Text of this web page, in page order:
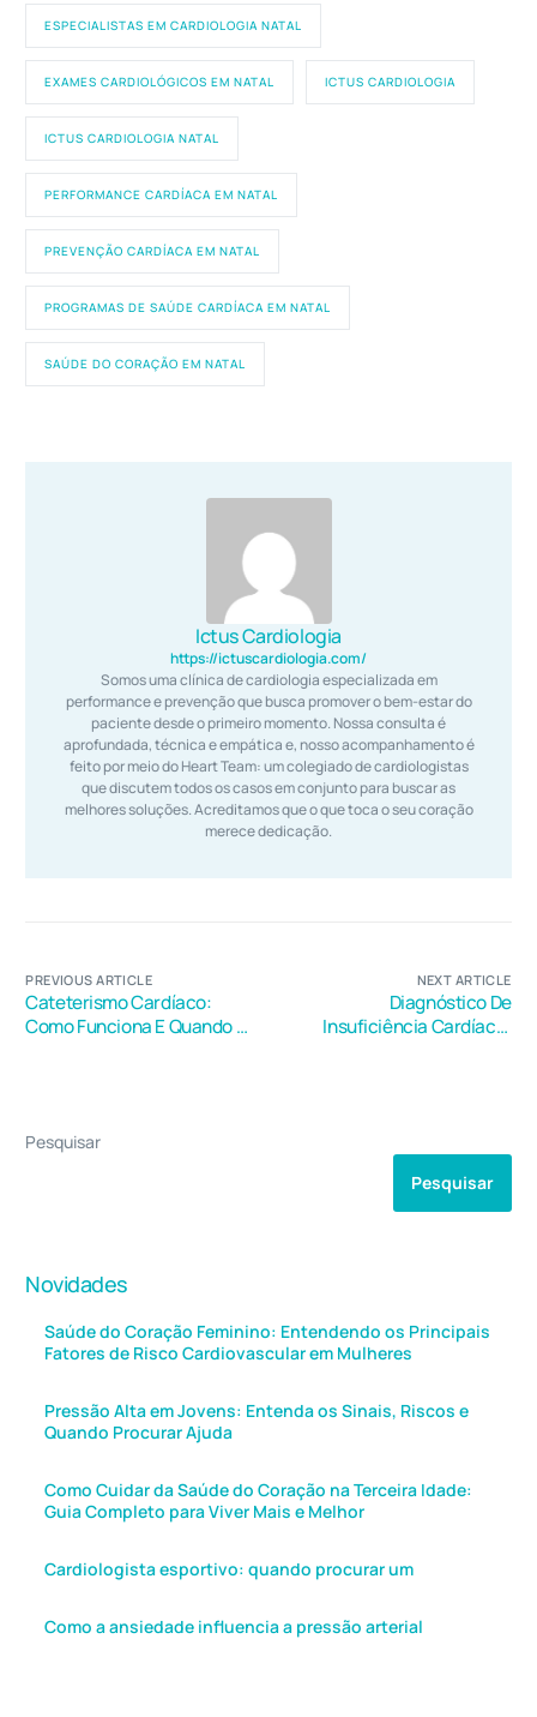
ESPECIALISTAS EM CARDIOLOGIA NATAL
EXAMES CARDIOLÓGICOS EM NATAL ICTUS CARDIOLOGIA
ICTUS CARDIOLOGIA NATAL
PERFORMANCE CARDÍACA EM NATAL
PREVENÇÃO CARDÍACA EM NATAL
PROGRAMAS DE SAÚDE CARDÍACA EM NATAL
SAÚDE DO CORAÇÃO EM NATAL
Ictus Cardiologia
https://ictuscardiologia.com/
Somos uma clínica de cardiologia especializada em
performance e prevenção que busca promover o bem-estar do
paciente desde o primeiro momento. Nossa consulta é
aprofundada, técnica e empática e, nosso acompanhamento é
feito por meio do Heart Team: um colegiado de cardiologistas
que discutem todos os casos em conjunto para buscar as
melhores soluções. Acreditamos que o que toca o seu coração
merece dedicação.
PREVIOUS ARTICLE
Cateterismo Cardíaco:
Como Funciona E Quando É
NEXT ARTICLE
Diagnóstico De
Insuficiência Cardíaca:
Pesquisar
Pesquisar
Novidades
Saúde do Coração Feminino: Entendendo os Principais
Fatores de Risco Cardiovascular em Mulheres
Pressão Alta em Jovens: Entenda os Sinais, Riscos e
Quando Procurar Ajuda
Como Cuidar da Saúde do Coração na Terceira Idade:
Guia Completo para Viver Mais e Melhor
Cardiologista esportivo: quando procurar um
Como a ansiedade influencia a pressão arterial